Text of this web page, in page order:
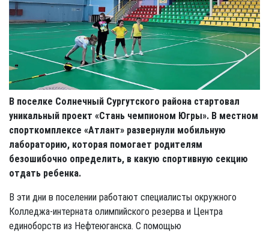
В поселке Солнечный Сургутского района стартовал
уникальный проект «Стань чемпионом Югры». В местном
спорткомплексе «Атлант» развернули мобильную
лабораторию, которая помогает родителям
безошибочно определить, в какую спортивную секцию
отдать ребенка.
В эти дни в поселении работают специалисты окружного
Колледжа-интерната олимпийского резерва и Центра
единоборств из Нефтеюганска. С помощью